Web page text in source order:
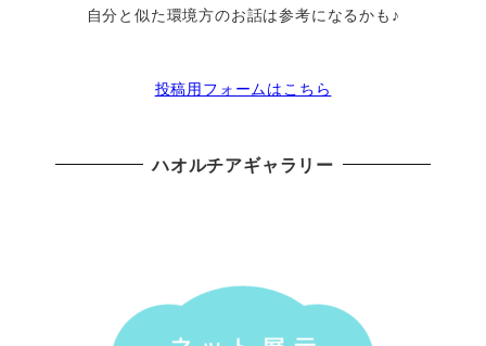
自分と似た環境方のお話は参考になるかも♪
投稿用フォームはこちら
ハオルチアギャラリー